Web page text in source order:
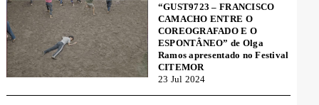
“GUST9723 – FRANCISCO
CAMACHO ENTRE O
COREOGRAFADO E O
ESPONTÂNEO” de Olga
Ramos apresentado no Festival
CITEMOR
23 Jul 2024